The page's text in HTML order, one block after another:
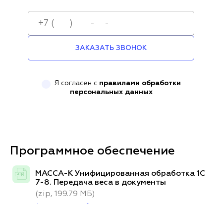
ЗАКАЗАТЬ ЗВОНОК
Я согласен с правилами обработки
персональных данных
Программное обеспечение
zip
МАССА-К Унифицированная обработка 1С
7-8. Передача веса в документы
(zip, 199.79 МБ)